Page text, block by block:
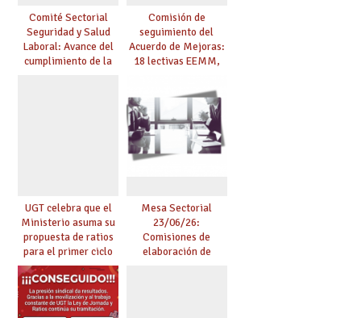
Comité Sectorial
Seguridad y Salud
Laboral: Avance del
cumplimiento de la
Comisión de
seguimiento del
Acuerdo de Mejoras:
18 lectivas EEMM,
mayores 55 y pilotaje
en centros
tensionados
UGT celebra que el
Ministerio asuma su
propuesta de ratios
para el primer ciclo
de Infantil y pide
extender la misma
ambición al resto de
etapas
Mesa Sectorial
23/06/26:
Comisiones de
elaboración de